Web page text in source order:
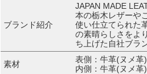
ブランド紹介
JAPAN MADE
本の栃木レザーや
使い仕立てられた
の素晴らしさをよ
ち上げた自社ブラ
素材
表側：牛革(ヌメ革)
内側：牛革(ヌメ革)